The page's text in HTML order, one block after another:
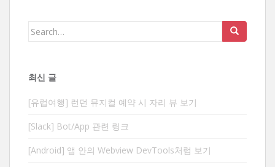
Search
최신 글
[유럽여행] 런던 뮤지컬 예약 시 자리 뷰 보기
[Slack] Bot/App 관련 링크
[Android] 앱 안의 Webview DevTools처럼 보기